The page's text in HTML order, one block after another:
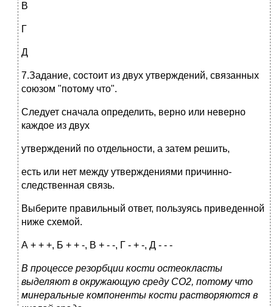
В
Г
Д
7.Задание, состоит из двух утверждений, связанных
союзом "потому что".
Следует сначала определить, верно или неверно
каждое из двух
утверждений по отдельности, а затем решить,
есть или нет между утверждениями причинно-
следственная связь.
Выберите правильный ответ, пользуясь приведенной
ниже схемой.
А + + +, Б + + -, В + - -, Г - + -, Д - - -
В процессе резорбции кости остеокласты
выделяют в окружающую среду СО2, потому что
минеральные компоненты кости растворяются в